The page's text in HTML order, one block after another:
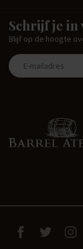
Schrijf je in
Blijf op de hoogte